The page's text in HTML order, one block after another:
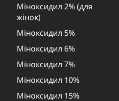
Міноксидил 2% (для
жінок)
Міноксидил 5%
Міноксидил 6%
Міноксидил 7%
Міноксидил 10%
Міноксидил 15%